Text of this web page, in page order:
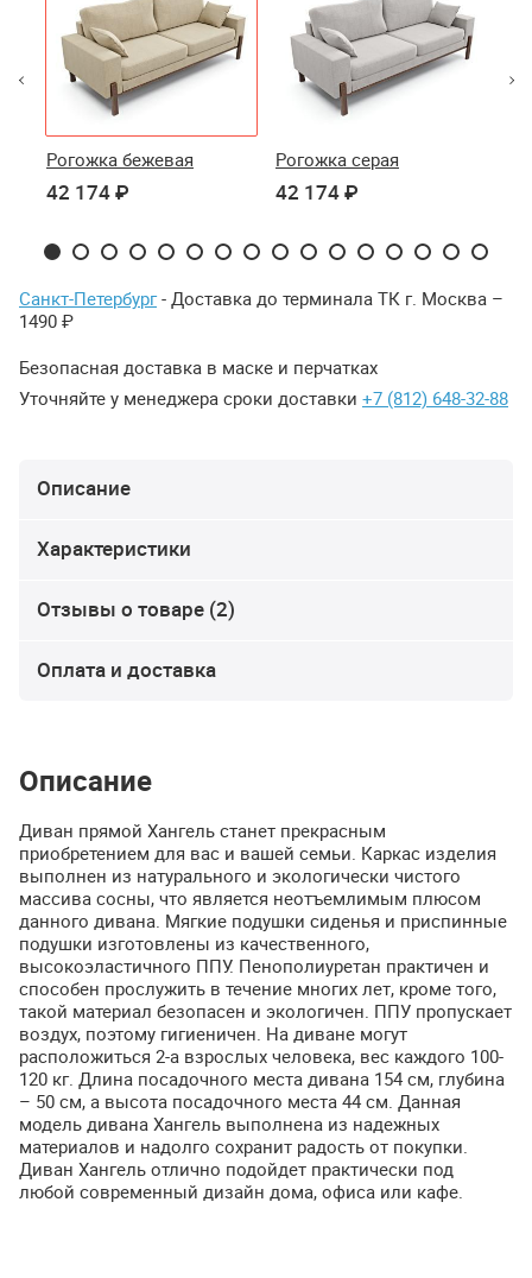
Рогожка бежевая
42 174 ₽
Рогожка серая
42 174 ₽
Санкт-Петербург- Доставка до терминала ТК г. Москва –
1490 ₽
Безопасная доставка в маске и перчатках
Уточняйте у менеджера сроки доставки +7 (812) 648-32-88
Описание
Характеристики
Отзывы о товаре (2)
Оплата и доставка
Описание
Диван прямой Хангель станет прекрасным
приобретением для вас и вашей семьи. Каркас изделия
выполнен из натурального и экологически чистого
массива сосны, что является неотъемлимым плюсом
данного дивана. Мягкие подушки сиденья и приспинные
подушки изготовлены из качественного,
высокоэластичного ППУ. Пенополиуретан практичен и
способен прослужить в течение многих лет, кроме того,
такой материал безопасен и экологичен. ППУ пропускает
воздух, поэтому гигиеничен. На диване могут
расположиться 2-а взрослых человека, вес каждого 100-
120 кг. Длина посадочного места дивана 154 см, глубина
– 50 см, а высота посадочного места 44 см. Данная
модель дивана Хангель выполнена из надежных
материалов и надолго сохранит радость от покупки.
Диван Хангель отлично подойдет практически под
любой современный дизайн дома, офиса или кафе.